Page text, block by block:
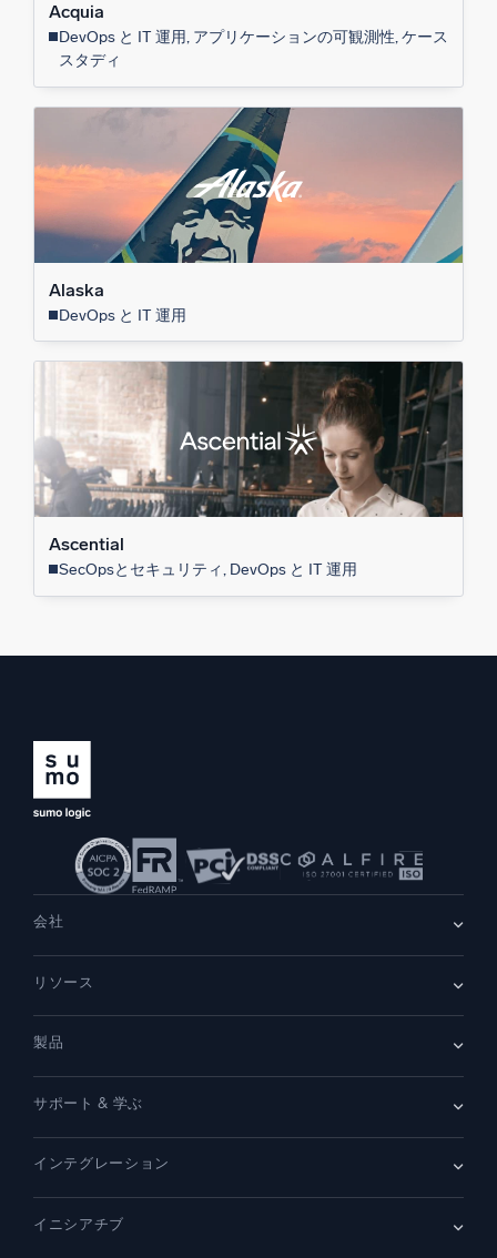
Acquia
DevOps と IT 運用, アプリケーションの可観測性, ケース
スタディ
Alaska
DevOps と IT 運用
Ascential
SecOpsとセキュリティ, DevOps と IT 運用
会社
採用情報
リーダーシップ
ニュースルーム
お問い合わせ
リソース
顧客事例
デモ
製品
SIEM
セキュリティ用ログ
監視とトラブルシューティング
比較
サポート & 学ぶ
コミュニティ
サポート
プラットフォームステータス
インテグレーション
Amazon S3 監査
イニシアチブ